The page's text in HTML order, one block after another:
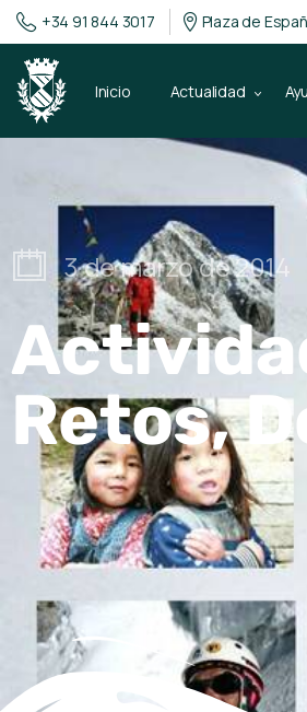
+34 91 844 3017 Plaza de
Inicio Actualidad
3 de marzo de 2014
Retos,